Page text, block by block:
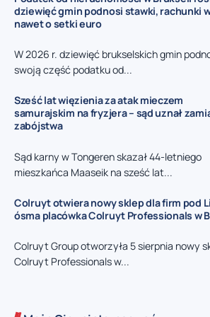
dziewięć gmin podnosi stawki, rachunki
nawet o setki euro
W 2026 r. dziewięć brukselskich gmin
swoją część podatku od...
Sześć lat więzienia za atak mieczem
samurajskim na fryzjera – sąd uznał
zabójstwa
Sąd karny w Tongeren skazał 44-letniego
mieszkańca Maaseik na sześć lat...
Colruyt otwiera nowy sklep dla firm pod
ósma placówka Colruyt Professionals w
Colruyt Group otworzyła 5 sierpnia nowy
Colruyt Professionals w...